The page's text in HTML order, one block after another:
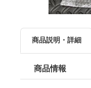
商品説明・詳細